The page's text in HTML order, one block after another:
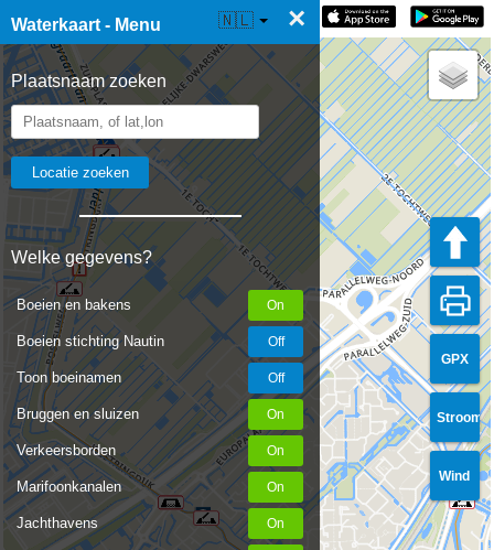
Waterkaart - Menu ×
Plaatsnaam zoeken
Welke gegevens?
Boeien en bakens
Boeien stichting Nautin
Toon boeinamen
Bruggen en sluizen
Verkeersborden
Marifoonkanalen
Jachthavens
☰ Waterkaart Live 🇳🇱
GPX
Stroom
Wind